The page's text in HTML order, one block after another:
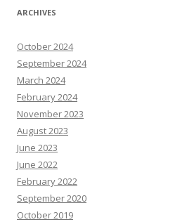
ARCHIVES
October 2024
September 2024
March 2024
February 2024
November 2023
August 2023
June 2023
June 2022
February 2022
September 2020
October 2019